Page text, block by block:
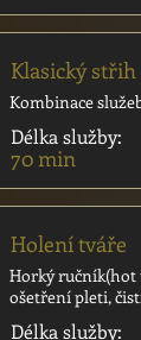
Klasický
Kombinace
Délka služby:
70 min
Holení tváře
Horký ručník(hot
ošetření pleti,
Délka služby: